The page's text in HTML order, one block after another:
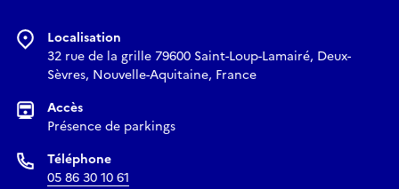
Localisation
32 rue de la grille 79600 Saint-Loup-Lamairé, Deux-
Sèvres, Nouvelle-Aquitaine, France
Accès
Présence de parkings
Téléphone
05 86 30 10 61